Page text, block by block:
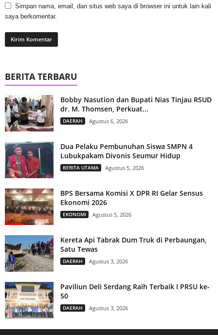
Simpan nama, email, dan situs web saya di browser ini untuk lain kali
saya berkomentar.
BERITA TERBARU
Bobby Nasution dan Bupati Nias Tinjau RSUD
dr. M. Thomsen, Perkuat...
DAERAH Agustus 6, 2026
Dua Pelaku Pembunuhan Siswa SMPN 4
Lubukpakam Divonis Seumur Hidup
BERITA UTAMA Agustus 5, 2026
BPS Bersama Komisi X DPR RI Gelar Sensus
Ekonomi 2026
EKONOMI Agustus 5, 2026
Kereta Api Tabrak Dum Truk di Perbaungan,
Satu Tewas
DAERAH Agustus 3, 2026
Paviliun Deli Serdang Raih Terbaik I PRSU ke-
50
DAERAH Agustus 3, 2026